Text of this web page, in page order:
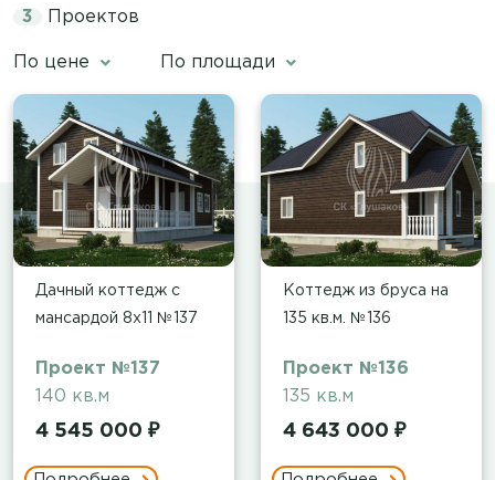
3 Проектов
По цене По площади
Дачный коттедж с
мансардой 8х11 №137
Проект №137
140 кв.м
4 545 000 ₽
Коттедж из бруса на
135 кв.м. №136
Проект №136
135 кв.м
4 643 000 ₽